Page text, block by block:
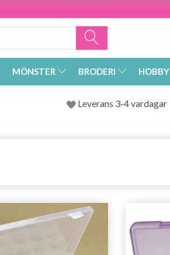
MÖNSTER BRODERI HOBBY
Leverans 3-4 vardagar